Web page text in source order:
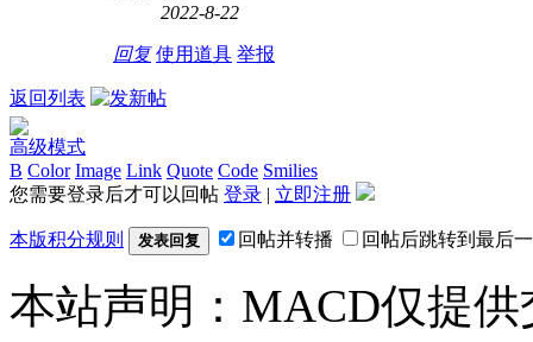
2022-8-22
回复 使用道具 举报
返回列表
高级模式
B Color Image Link Quote Code Smilies
您需要登录后才可以回帖 登录 | 立即注册
本版积分规则 发表回复 回帖并转播 回帖后跳转到最后
本站声明：MACD仅提